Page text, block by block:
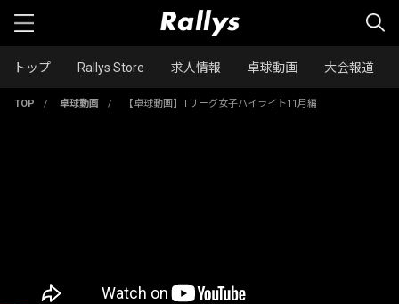
トップ Rallys Store 求人情報 卓球動画 大会報道
TOP / 卓球動画 / 【卓球動画】Tリーグ女子ハイライト11月編